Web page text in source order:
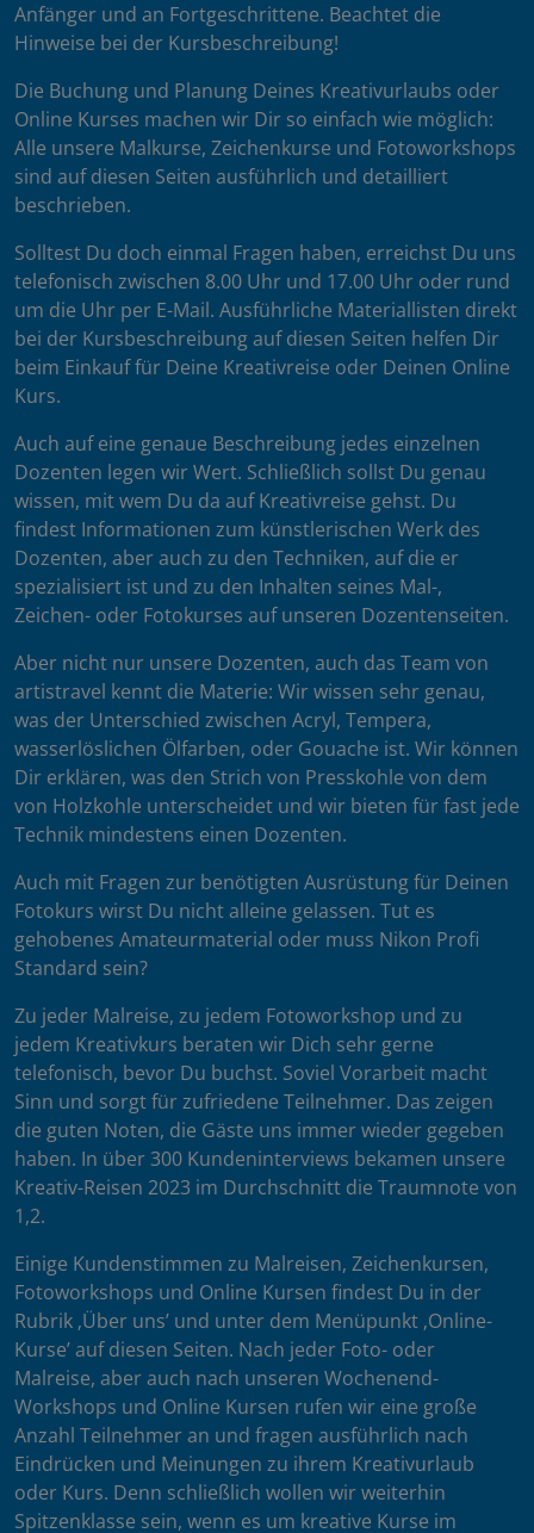
Anfänger und an Fortgeschrittene. Beachtet die
Hinweise bei der Kursbeschreibung!
Die Buchung und Planung Deines Kreativurlaubs oder
Online Kurses machen wir Dir so einfach wie möglich:
Alle unsere Malkurse, Zeichenkurse und Fotoworkshops
sind auf diesen Seiten ausführlich und detailliert
beschrieben.
Solltest Du doch einmal Fragen haben, erreichst Du uns
telefonisch zwischen 8.00 Uhr und 17.00 Uhr oder rund
um die Uhr per E-Mail. Ausführliche Materiallisten direkt
bei der Kursbeschreibung auf diesen Seiten helfen Dir
beim Einkauf für Deine Kreativreise oder Deinen Online
Kurs.
Auch auf eine genaue Beschreibung jedes einzelnen
Dozenten legen wir Wert. Schließlich sollst Du genau
wissen, mit wem Du da auf Kreativreise gehst. Du
findest Informationen zum künstlerischen Werk des
Dozenten, aber auch zu den Techniken, auf die er
spezialisiert ist und zu den Inhalten seines Mal-,
Zeichen- oder Fotokurses auf unseren Dozentenseiten.
Aber nicht nur unsere Dozenten, auch das Team von
artistravel kennt die Materie: Wir wissen sehr genau,
was der Unterschied zwischen Acryl, Tempera,
wasserlöslichen Ölfarben, oder Gouache ist. Wir können
Dir erklären, was den Strich von Presskohle von dem
von Holzkohle unterscheidet und wir bieten für fast jede
Technik mindestens einen Dozenten.
Auch mit Fragen zur benötigten Ausrüstung für Deinen
Fotokurs wirst Du nicht alleine gelassen. Tut es
gehobenes Amateurmaterial oder muss Nikon Profi
Standard sein?
Zu jeder Malreise, zu jedem Fotoworkshop und zu
jedem Kreativkurs beraten wir Dich sehr gerne
telefonisch, bevor Du buchst. Soviel Vorarbeit macht
Sinn und sorgt für zufriedene Teilnehmer. Das zeigen
die guten Noten, die Gäste uns immer wieder gegeben
haben. In über 300 Kundeninterviews bekamen unsere
Kreativ-Reisen 2023 im Durchschnitt die Traumnote von
1,2.
Einige Kundenstimmen zu Malreisen, Zeichenkursen,
Fotoworkshops und Online Kursen findest Du in der
Rubrik ‚Über uns’ und unter dem Menüpunkt ‚Online-
Kurse’ auf diesen Seiten. Nach jeder Foto- oder
Malreise, aber auch nach unseren Wochenend-
Workshops und Online Kursen rufen wir eine große
Anzahl Teilnehmer an und fragen ausführlich nach
Eindrücken und Meinungen zu ihrem Kreativurlaub
oder Kurs. Denn schließlich wollen wir weiterhin
Spitzenklasse sein, wenn es um kreative Kurse im